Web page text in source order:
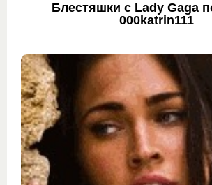
Блестяшки с Lady Gaga
000katrin111